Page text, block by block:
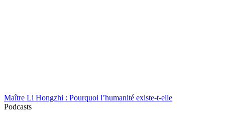
Maître Li Hongzhi : Pourquoi l’humanité existe-t-elle
Podcasts